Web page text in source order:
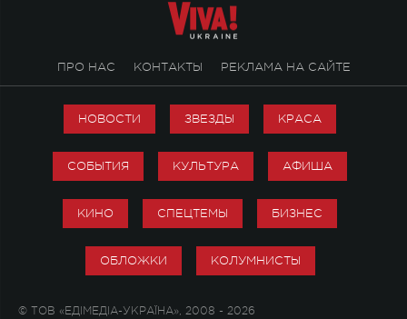
ПРО НАС КОНТАКТЫ РЕКЛАМА НА САЙТЕ
НОВОСТИ ЗВЕЗДЫ КРАСА
СОБЫТИЯ КУЛЬТУРА АФИША
КИНО СПЕЦТЕМЫ БИЗНЕС
ОБЛОЖКИ КОЛУМНИСТЫ
© ТОВ «ЕДІМЕДІА-УКРАЇНА», 2008 - 2026